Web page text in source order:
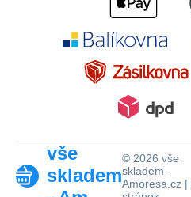
vše
skladem
© 2026 vše
skladem -
Amoresa.cz |